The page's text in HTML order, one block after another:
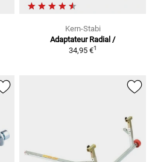
Kern-Stabi
Adaptateur Radial /
34,95 €1